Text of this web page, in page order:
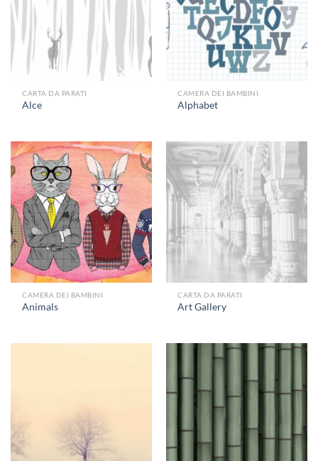
CARTA DA PARATI
Alce
CAMERA DEI BAMBINI
Alphabet
CAMERA DEI BAMBINI
Animals
CARTA DA PARATI
Art Gallery